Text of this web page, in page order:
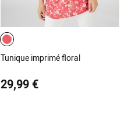
Tunique imprimé floral
29,99 €